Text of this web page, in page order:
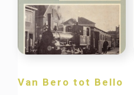
Van Bero tot Bello